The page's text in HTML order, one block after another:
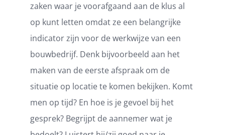
zaken waar je voorafgaand aan de klus al
op kunt letten omdat ze een belangrijke
indicator zijn voor de werkwijze van een
bouwbedrijf. Denk bijvoorbeeld aan het
maken van de eerste afspraak om de
situatie op locatie te komen bekijken. Komt
men op tijd? En hoe is je gevoel bij het
gesprek? Begrijpt de aannemer wat je